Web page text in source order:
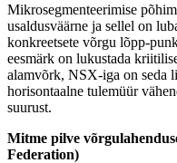
Mikrosegmenteerimise
usaldusväärne ja sellel on
konkreetsete võrgu lõpp-
eesmärk on lukustada
alamvõrk, NSX-iga on seda
horisontaalne tulemüür
suurust.
Mitme pilve
Federation)